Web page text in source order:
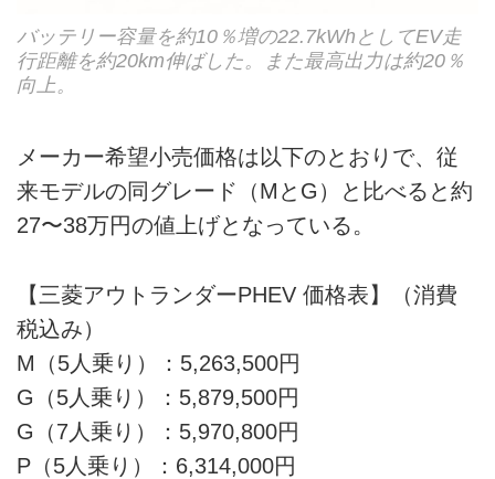
バッテリー容量を約10％増の22.7kWhとしてEV走
行距離を約20km伸ばした。また最高出力は約20％
向上。
メーカー希望小売価格は以下のとおりで、従
来モデルの同グレード（MとG）と比べると約
27〜38万円の値上げとなっている。
【三菱アウトランダーPHEV 価格表】（消費
税込み）
M（5人乗り）：5,263,500円
G（5人乗り）：5,879,500円
G（7人乗り）：5,970,800円
P（5人乗り）：6,314,000円